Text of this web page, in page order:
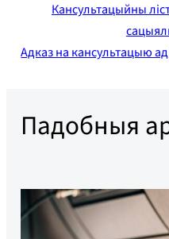
Кансультацыйны
Адказ на кансультацыю
Падобныя